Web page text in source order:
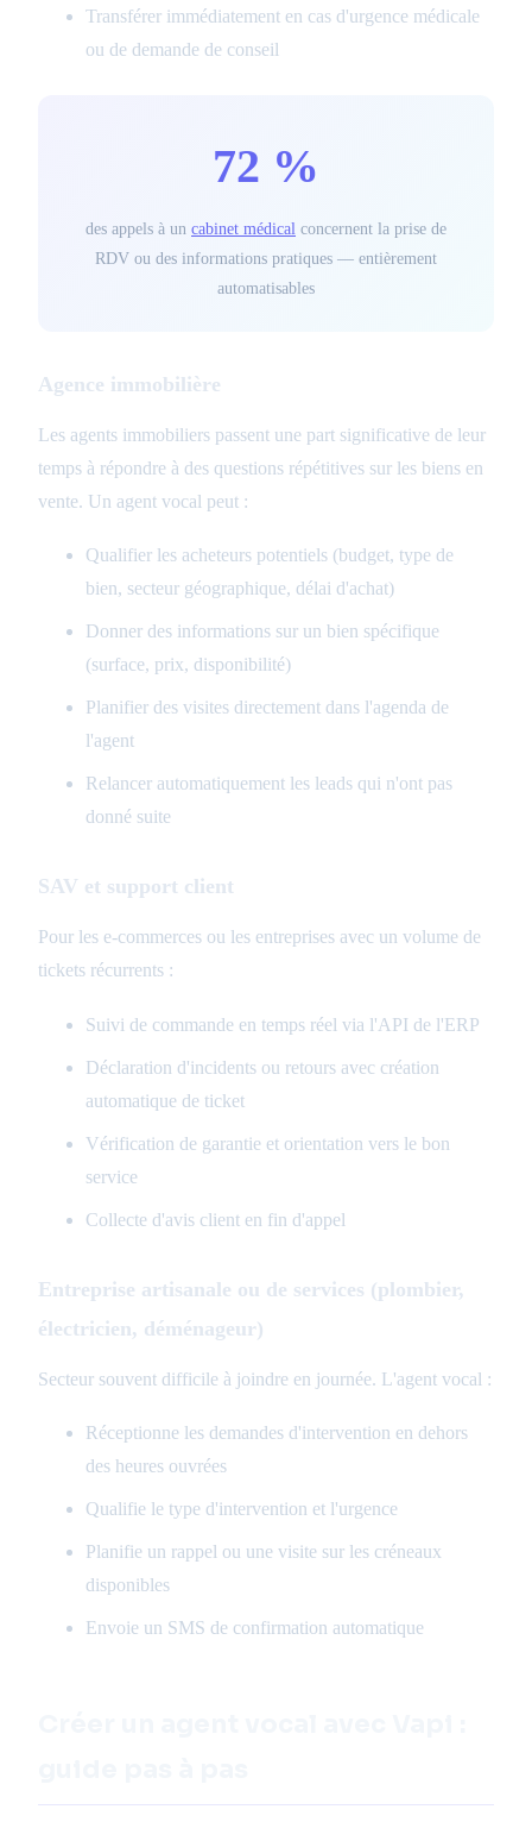
Transférer immédiatement en cas d'urgence médicale
ou de demande de conseil
72 %
des appels à un cabinet médical concernent la prise de
RDV ou des informations pratiques — entièrement
automatisables
Agence immobilière
Les agents immobiliers passent une part significative de leur
temps à répondre à des questions répétitives sur les biens en
vente. Un agent vocal peut :
Qualifier les acheteurs potentiels (budget, type de
bien, secteur géographique, délai d'achat)
Donner des informations sur un bien spécifique
(surface, prix, disponibilité)
Planifier des visites directement dans l'agenda de
l'agent
Relancer automatiquement les leads qui n'ont pas
donné suite
SAV et support client
Pour les e-commerces ou les entreprises avec un volume de
tickets récurrents :
Suivi de commande en temps réel via l'API de l'ERP
Déclaration d'incidents ou retours avec création
automatique de ticket
Vérification de garantie et orientation vers le bon
service
Collecte d'avis client en fin d'appel
Entreprise artisanale ou de services (plombier,
électricien, déménageur)
Secteur souvent difficile à joindre en journée. L'agent vocal :
Réceptionne les demandes d'intervention en dehors
des heures ouvrées
Qualifie le type d'intervention et l'urgence
Planifie un rappel ou une visite sur les créneaux
disponibles
Envoie un SMS de confirmation automatique